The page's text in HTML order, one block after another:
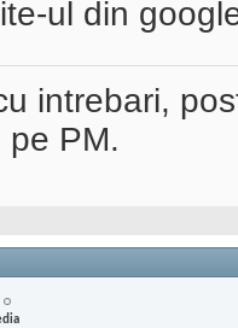
ul din
intrebari,
pe PM.